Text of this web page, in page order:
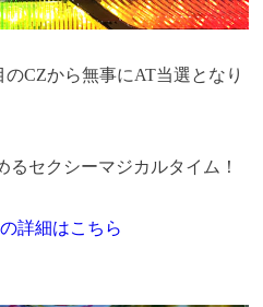
CZから無事にAT当選となり
るセクシーマジカルタイム！
詳細はこちら